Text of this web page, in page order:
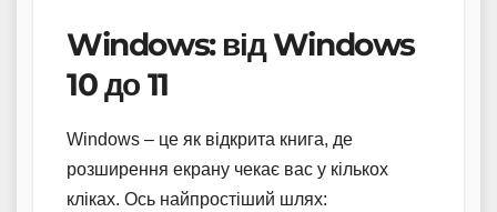
Windows: від Windows
10 до 11
Windows – це як відкрита книга, де
розширення екрану чекає вас у кількох
кліках. Ось найпростіший шлях: